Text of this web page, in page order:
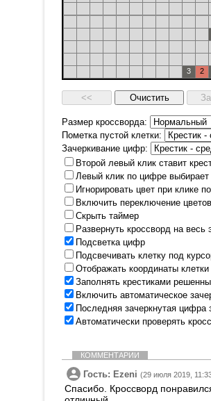
3 2
Размер кроссворда:
Пометка пустой клетки:
Зачеркивание цифр:
Второй левый клик ставит
Левый клик по цифре выбирает
Игнорировать цвет при клике
Включить переключение
Скрыть таймер
Развернуть кроссворд на
Подсветка цифр
Подсвечивать клетку под
Отображать координаты
Заполнять крестиками
Включить автоматическое
Последняя зачеркнутая цифра
Автоматически проверять
КОММЕНТАРИИ
Гость: Ezeni (29 июля 2019,
Спасибо. Кроссворд